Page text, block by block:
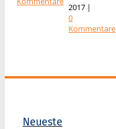
2017 |
0
Kommentare
Neueste